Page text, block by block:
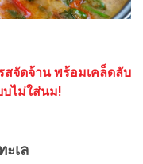
สจัดจ้าน พร้อมเคล็ดลับ
ไม่ใส่นม!
เล